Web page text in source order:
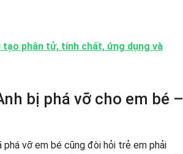
phân tử, tính chất, ứng dụng và
bị phá vỡ cho em bé –
vỡ em bé cũng đòi hỏi trẻ em phải